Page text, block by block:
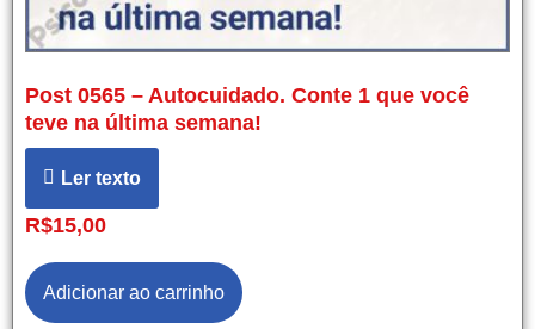
Post 0565 – Autocuidado. Conte 1 que você
teve na última semana!
Ler texto
R$15,00
Adicionar ao carrinho